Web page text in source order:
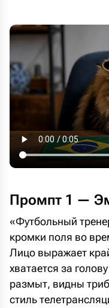
Промпт 1 —
«Футбольный
кромки поля во
Лицо выражает
хватается за
размыт, видны
стиль